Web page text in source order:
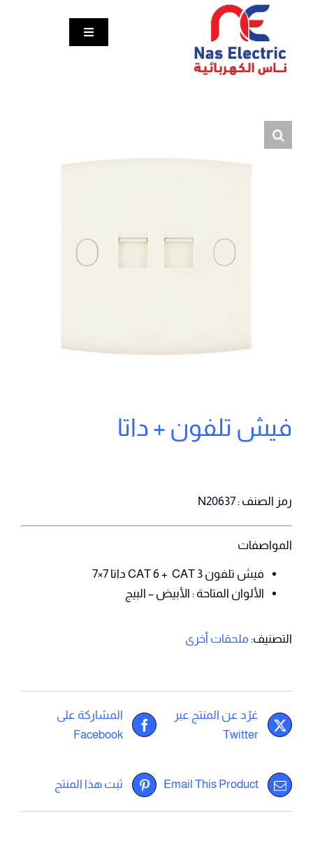
content
Toggle
Navigation
فيش تلفون + داتا
رمز الصنف : N20637
المواصفات
فيش تلفون CAT 6 + CAT 3 داتا 7×7
الألوان المتاحة : الأبيض – البيج
التصنيف: ملحقات أخرى
المشاركة على
Facebook
غرّد عن المنتج عبر
Twitter
ثبت هذا المنتج Email This Product